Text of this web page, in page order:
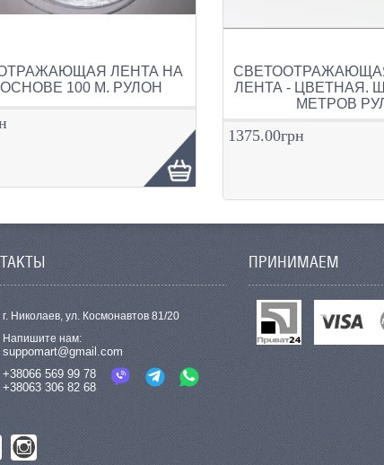
ЛЕНТА НА
100 М. РУЛОН
ЛЕНТА - ЦВЕТНАЯ.
МЕТРОВ
1375.00грн
г. Николаев, ул. Космонавтов 81/20
Напишите нам:
suppomart@gmail.com
+38066 569 99 78
+38063 306 82 68
ПРИНИМАЕМ